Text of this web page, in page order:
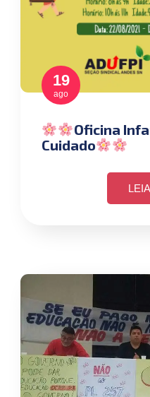
19
ago
Oficina
Cuidado